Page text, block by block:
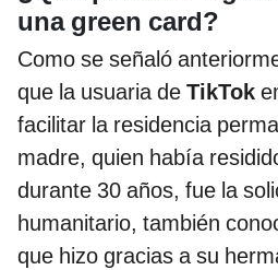
una green card?
Como se señaló
que la usuaria de TikTok
facilitar la residencia
madre, quien había
durante 30 años, fue la
humanitario, también
que hizo gracias a su